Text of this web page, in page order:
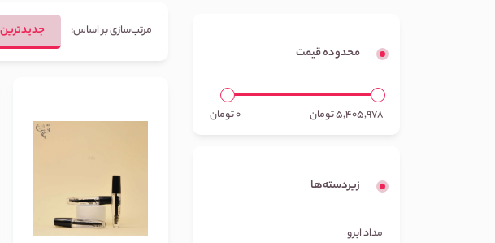
محدوده قیمت
5,405,978تومان 0تومان
زیردسته‌ها
مداد ابرو
مرتب‌سازی بر اساس: جدیدترین